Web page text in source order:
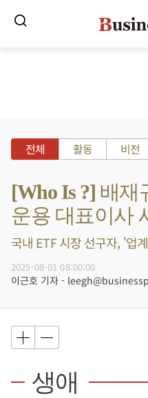
전체 활동 비전
[Who Is ?] 배
운용 대표이사
국내 ETF 시장 선구자, '업
2025-08-01 08:00:00
이근호 기자 -
생애